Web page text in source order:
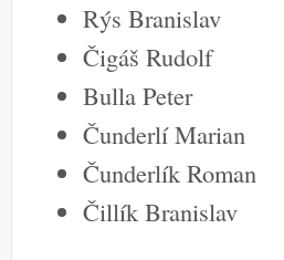
Rýs Branislav
Čigáš Rudolf
Bulla Peter
Čunderlí Marian
Čunderlík Roman
Čillík Branislav